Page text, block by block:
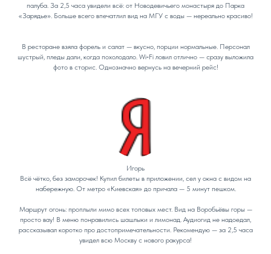
палуба. За 2,5 часа увидели всё: от Новодевичьего монастыря до Парка
«Зарядье». Больше всего впечатлил вид на МГУ с воды — нереально красиво!
В ресторане взяла форель и салат — вкусно, порции нормальные. Персонал
шустрый, пледы дали, когда похолодало. Wi‑Fi ловил отлично — сразу выложила
фото в сторис. Однозначно вернусь на вечерний рейс!
Игорь
Всё чётко, без заморочек! Купил билеты в приложении, сел у окна с видом на
набережную. От метро «Киевская» до причала — 5 минут пешком.
Маршрут огонь: проплыли мимо всех топовых мест. Вид на Воробьёвы горы —
просто вау! В меню понравились шашлыки и лимонад. Аудиогид не надоедал,
рассказывал коротко про достопримечательности. Рекомендую — за 2,5 часа
увидел всю Москву с нового ракурса!